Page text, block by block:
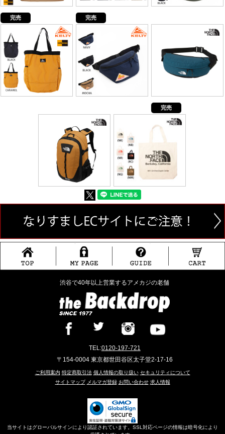
完売 完売
完売
渋谷で40年以上営業するアメカジの老舗
TEL:0120-197-721
〒154-0004 東京都世田谷区太子堂2-17-16
ご利用案内 特定商取引法 個人情報の取り扱い セキュリティについて
サイトマップ メルマガ登録 お問い合わせ 求人情報
当サイトはグローバルサインにより認証されています。SSL対応ページの情報は暗号化により